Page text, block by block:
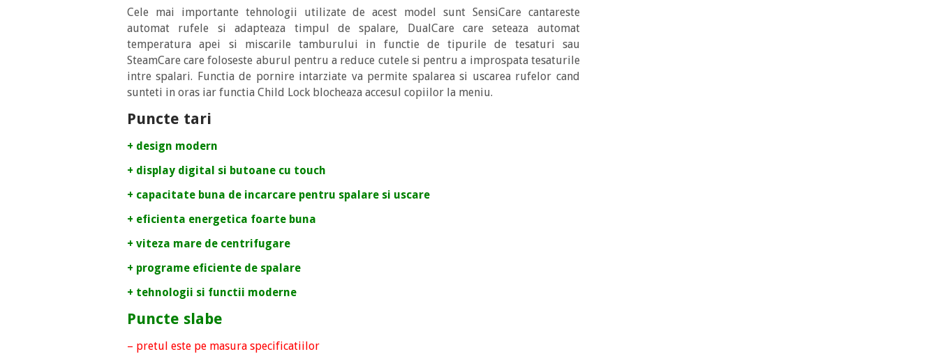
Cele mai importante tehnologii utilizate de acest model sunt SensiCare cantareste
automat rufele si adapteaza timpul de spalare, DualCare care seteaza automat
temperatura apei si miscarile tamburului in functie de tipurile de tesaturi sau
SteamCare care foloseste aburul pentru a reduce cutele si pentru a improspata tesaturile
intre spalari. Functia de pornire intarziate va permite spalarea si uscarea rufelor cand
sunteti in oras iar functia Child Lock blocheaza accesul copiilor la meniu.
Puncte tari
+ design modern
+ display digital si butoane cu touch
+ capacitate buna de incarcare pentru spalare si uscare
+ eficienta energetica foarte buna
+ viteza mare de centrifugare
+ programe eficiente de spalare
+ tehnologii si functii moderne
Puncte slabe
– pretul este pe masura specificatiilor